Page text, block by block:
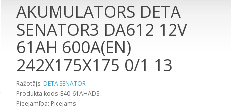
AKUMULATORS DETA
SENATOR3 DA612 12V
61AH 600A(EN)
242X175X175 0/1 13
Ražotājs: DETA SENATOR
Produkta kods: E40-61AHADS
Pieejamība: Pieejams